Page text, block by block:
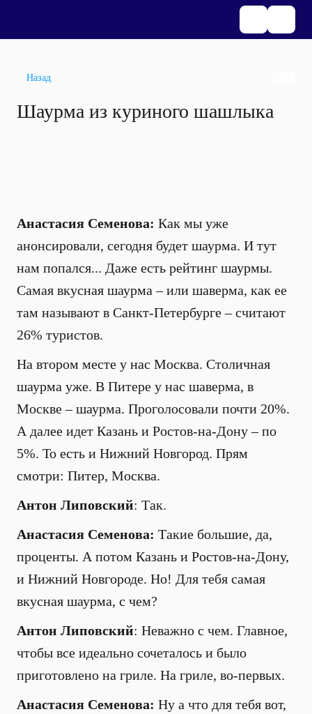
Назад
Шаурма из куриного шашлыка
Анастасия Семенова: Как мы уже
анонсировали, сегодня будет шаурма. И тут
нам попался... Даже есть рейтинг шаурмы.
Самая вкусная шаурма – или шаверма, как ее
там называют в Санкт-Петербурге – считают
26% туристов.
На втором месте у нас Москва. Столичная
шаурма уже. В Питере у нас шаверма, в
Москве – шаурма. Проголосовали почти 20%.
А далее идет Казань и Ростов-на-Дону – по
5%. То есть и Нижний Новгород. Прям
смотри: Питер, Москва.
Антон Липовский: Так.
Анастасия Семенова: Такие большие, да,
проценты. А потом Казань и Ростов-на-Дону,
и Нижний Новгороде. Но! Для тебя самая
вкусная шаурма, с чем?
Антон Липовский: Неважно с чем. Главное,
чтобы все идеально сочеталось и было
приготовлено на гриле. На гриле, во-первых.
Анастасия Семенова: Ну а что для тебя вот,